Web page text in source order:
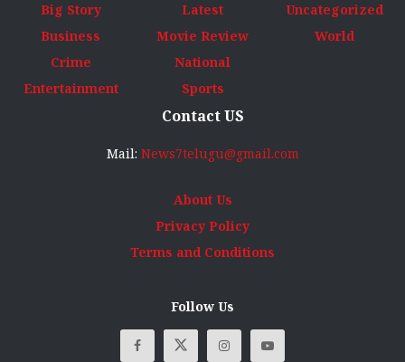
Big Story
Business
Crime
Entertainment
Latest
Movie Review
National
Sports
Uncategorized
World
Contact US
Mail: News7telugu@gmail.com
About Us
Privacy Policy
Terms and Conditions
Follow Us